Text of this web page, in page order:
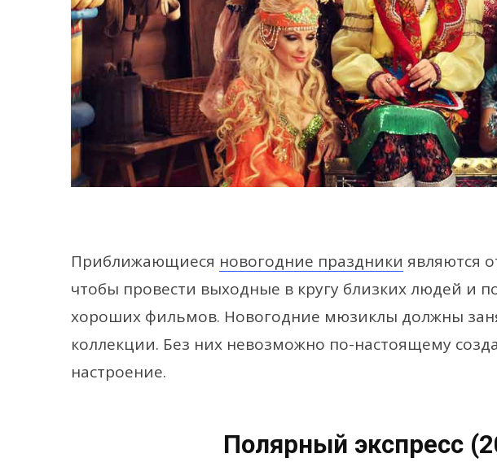
Приближающиеся новогодние праздники являются
чтобы провести выходные в кругу близких людей и
хороших фильмов. Новогодние мюзиклы должны
коллекции. Без них невозможно по-настоящему
настроение.
Полярный экспресс